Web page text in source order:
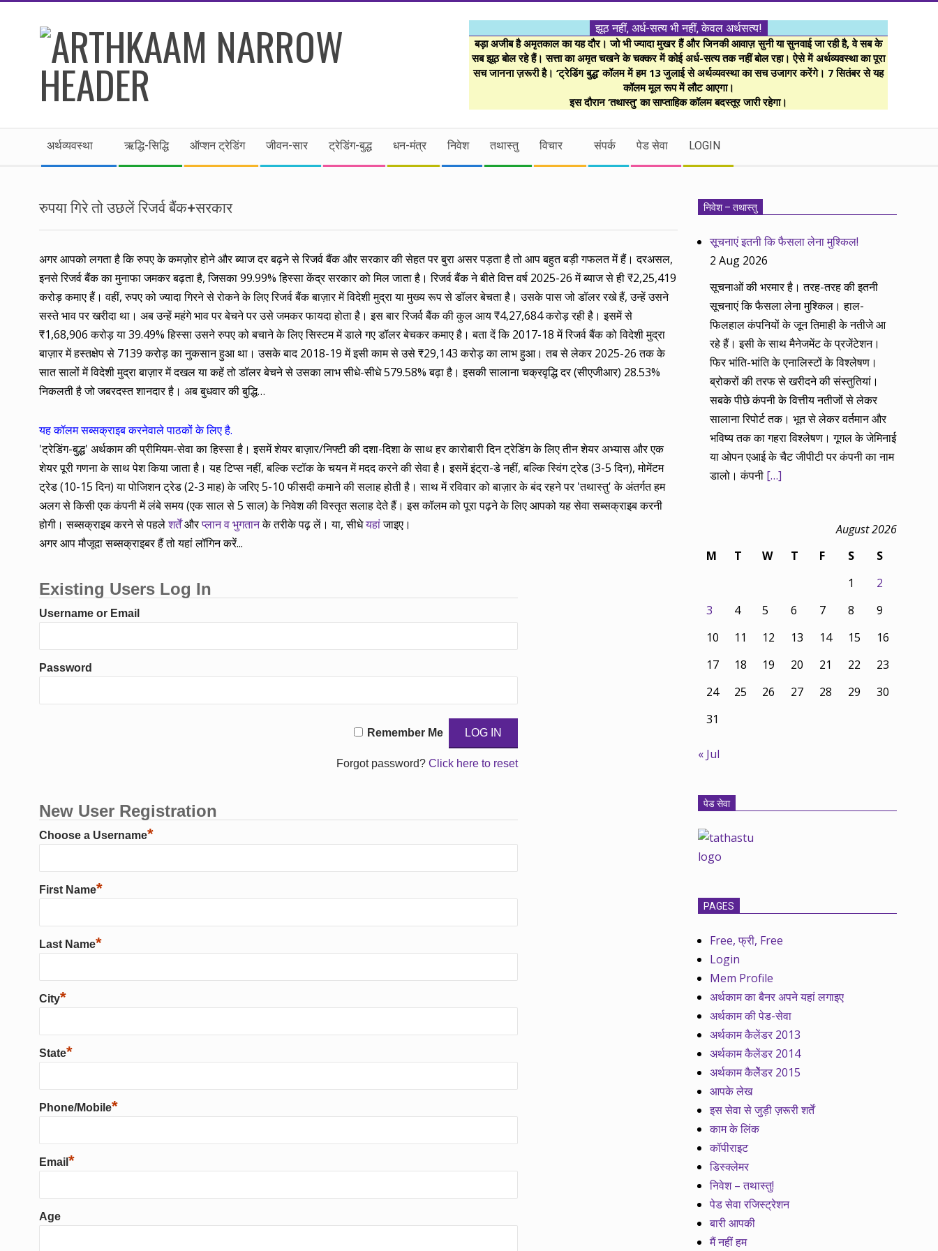
।।
अर्थकाम।।
BE
FINANCIALLY
CLEVER!
झूठ नहीं, अर्ध-सत्य भी नहीं, केवल अर्थसत्य!
बड़ा अजीब है अमृतकाल का यह दौर। जो भी ज्यादा मुखर हैं और जिनकी आवाज़ सुनी या सुनवाई जा रही है, वे सब के
सब झूठ बोल रहे हैं। सत्ता का अमृत चखने के चक्कर में कोई अर्ध-सत्य तक नहीं बोल रहा। ऐसे में अर्थव्यवस्था का पूरा
सच जानना ज़रूरी है। ‘ट्रेडिंग बुद्ध’ कॉलम में हम 13 जुलाई से अर्थव्यवस्था का सच उजागर करेंगे। 7 सितंबर से यह
कॉलम मूल रूप में लौट आएगा।
इस दौरान ‘तथास्तु’ का साप्ताहिक कॉलम बदस्तूर जारी रहेगा।
Secondary
अर्थव्यवस्था ऋद्धि-सिद्धि ऑप्शन ट्रेडिंग जीवन-सार ट्रेडिंग-बुद्ध धन-मंत्र निवेश तथास्तु विचार संपर्क पेड सेवा LOGIN
रुपया गिरे तो उछलें रिजर्व बैंक+सरकार
अगर आपको लगता है कि रुपए के कमज़ोर होने और ब्याज दर बढ़ने से रिजर्व बैंक और सरकार की सेहत पर बुरा असर पड़ता है तो आप बहुत बड़ी गफलत में हैं। दरअसल,
इनसे रिजर्व बैंक का मुनाफा जमकर बढ़ता है, जिसका 99.99% हिस्सा केंद्र सरकार को मिल जाता है। रिजर्व बैंक ने बीते वित्त वर्ष 2025-26 में ब्याज से ही ₹2,25,419
करोड़ कमाए हैं। वहीं, रुपए को ज्यादा गिरने से रोकने के लिए रिजर्व बैंक बाज़ार में विदेशी मुद्रा या मुख्य रूप से डॉलर बेचता है। उसके पास जो डॉलर रखे हैं, उन्हें उसने
सस्ते भाव पर खरीदा था। अब उन्हें महंगे भाव पर बेचने पर उसे जमकर फायदा होता है। इस बार रिजर्व बैंक की कुल आय ₹4,27,684 करोड़ रही है। इसमें से
₹1,68,906 करोड़ या 39.49% हिस्सा उसने रुपए को बचाने के लिए सिस्टम में डाले गए डॉलर बेचकर कमाए है। बता दें कि 2017-18 में रिजर्व बैंक को विदेशी मुद्रा
बाज़ार में हस्तक्षेप से 7139 करोड़ का नुकसान हुआ था। उसके बाद 2018-19 में इसी काम से उसे ₹29,143 करोड़ का लाभ हुआ। तब से लेकर 2025-26 तक के
सात सालों में विदेशी मुद्रा बाज़ार में दखल या कहें तो डॉलर बेचने से उसका लाभ सीधे-सीधे 579.58% बढ़ा है। इसकी सालाना चक्रवृद्धि दर (सीएजीआर) 28.53%
निकलती है जो जबरदस्त शानदार है। अब बुधवार की बुद्धि…
यह कॉलम सब्सक्राइब करनेवाले पाठकों के लिए है.
'ट्रेडिंग-बुद्ध' अर्थकाम की प्रीमियम-सेवा का हिस्सा है। इसमें शेयर बाज़ार/निफ्टी की दशा-दिशा के साथ हर कारोबारी दिन ट्रेडिंग के लिए तीन शेयर अभ्यास और एक
शेयर पूरी गणना के साथ पेश किया जाता है। यह टिप्स नहीं, बल्कि स्टॉक के चयन में मदद करने की सेवा है। इसमें इंट्रा-डे नहीं, बल्कि स्विंग ट्रेड (3-5 दिन), मोमेंटम
ट्रेड (10-15 दिन) या पोजिशन ट्रेड (2-3 माह) के जरिए 5-10 फीसदी कमाने की सलाह होती है। साथ में रविवार को बाज़ार के बंद रहने पर 'तथास्तु' के अंतर्गत हम
अलग से किसी एक कंपनी में लंबे समय (एक साल से 5 साल) के निवेश की विस्तृत सलाह देते हैं। इस कॉलम को पूरा पढ़ने के लिए आपको यह सेवा सब्सक्राइब करनी
होगी। सब्सक्राइब करने से पहलेशर्तेंऔरप्लान व भुगतानके तरीके पढ़ लें। या, सीधेयहांजाइए।
अगर आप मौजूदा सब्सक्राइबर हैं तो यहां लॉगिन करें...
Existing Users Log In
Username or Email
Password
Remember Me
Forgot password?Click here to reset
New User Registration
Choose a Username*
First Name*
Last Name*
City*
State*
Phone/Mobile*
Email *
Age
निवेश – तथास्तु
सूचनाएं इतनी कि फैसला लेना मुश्किल!
2 Aug 2026
सूचनाओं की भरमार है। तरह-तरह की इतनी
सूचनाएं कि फैसला लेना मुश्किल। हाल-
फिलहाल कंपनियों के जून तिमाही के नतीजे आ
रहे हैं। इसी के साथ मैनेजमेंट के प्रजेंटेशन।
फिर भांति-भांति के एनालिस्टों के विश्लेषण।
ब्रोकरों की तरफ से खरीदने की संस्तुतियां।
सबके पीछे कंपनी के वित्तीय नतीजों से लेकर
सालाना रिपोर्ट तक। भूत से लेकर वर्तमान और
भविष्य तक का गहरा विश्लेषण। गूगल के जेमिनाई
या ओपन एआई के चैट जीपीटी पर कंपनी का नाम
डालो। कंपनी […]
August 2026
M
T W T F S
S
1
2
3
4 5 6 7 8
9
10
11 12 13 14 15
16
17
18 19 20 21 22
23
24
25 26 27 28 29
30
31
« Jul
पेड सेवा
PAGES
Free, फ्री, Free
Login
Mem Profile
अर्थकाम का बैनर अपने यहां लगाइए
अर्थकाम की पेड-सेवा
अर्थकाम कैलेंडर 2013
अर्थकाम कैलेंडर 2014
अर्थकाम कैलेेंडर 2015
आपके लेख
इस सेवा से जुड़ी ज़रूरी शर्तें
काम के लिंक
कॉपीराइट
डिस्क्लेमर
निवेश – तथास्तु!
पेड सेवा रजिस्ट्रेशन
बारी आपकी
मैं नहीं हम